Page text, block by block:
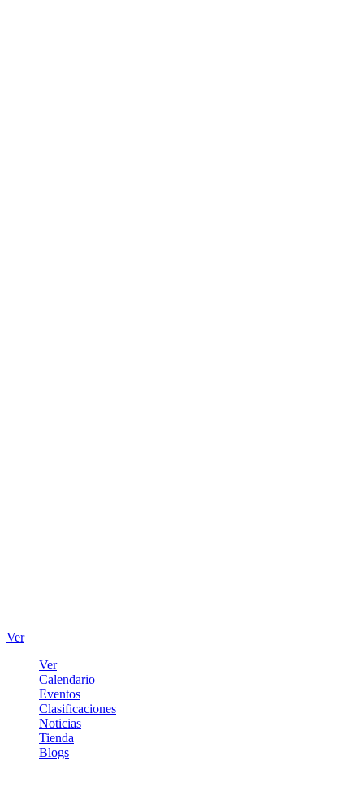
Ver
Ver
Calendario
Eventos
Clasificaciones
Noticias
Tienda
Blogs